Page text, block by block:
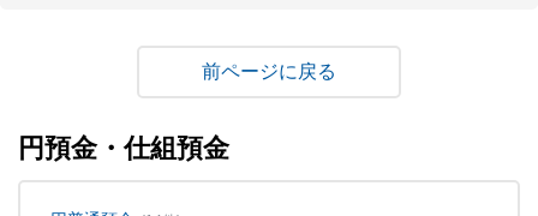
戻る
円預金・仕組預金